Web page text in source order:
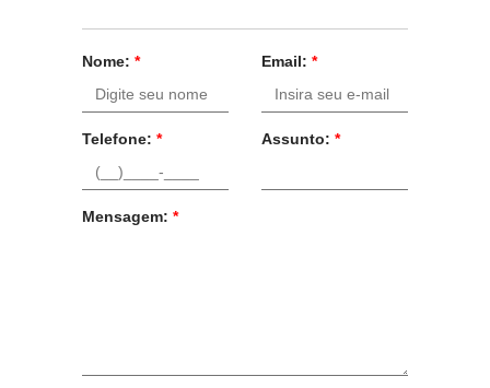
Nome: * Email: *
Telefone: * Assunto: *
Mensagem: *